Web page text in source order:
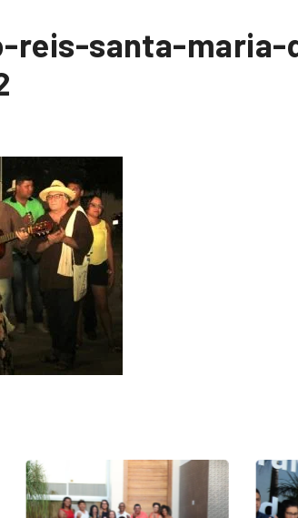
reis-santa-